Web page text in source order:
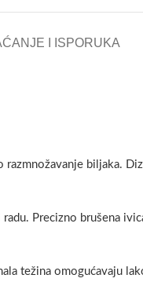
I ISPORUKA
biljaka.
Precizno brušena
težina omogućavaju